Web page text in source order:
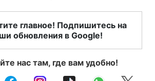
главное! Подпишитесь на
обновления в Google!
нас там, где вам удобно!